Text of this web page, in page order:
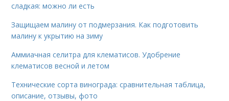
сладкая: можно ли есть
Защищаем малину от подмерзания. Как подготовить
малину к укрытию на зиму
Аммиачная селитра для клематисов. Удобрение
клематисов весной и летом
Технические сорта винограда: сравнительная таблица,
описание, отзывы, фото